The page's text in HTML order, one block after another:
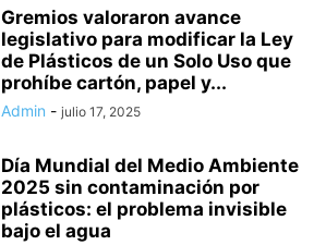
Gremios valoraron avance
legislativo para modificar la Ley
de Plásticos de un Solo Uso que
prohíbe cartón, papel y...
Admin - julio 17, 2025
Día Mundial del Medio Ambiente
2025 sin contaminación por
plásticos: el problema invisible
bajo el agua